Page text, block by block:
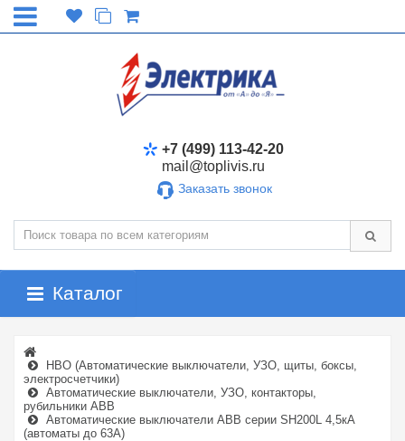
+7 (499) 113-42-20
mail@toplivis.ru
Заказать звонок
Каталог
НВО (Автоматические выключатели, УЗО, щиты, боксы,
электросчетчики)
Автоматические выключатели, УЗО, контакторы,
рубильники ABB
Автоматические выключатели ABB серии SH200L 4,5кА
(автоматы до 63A)